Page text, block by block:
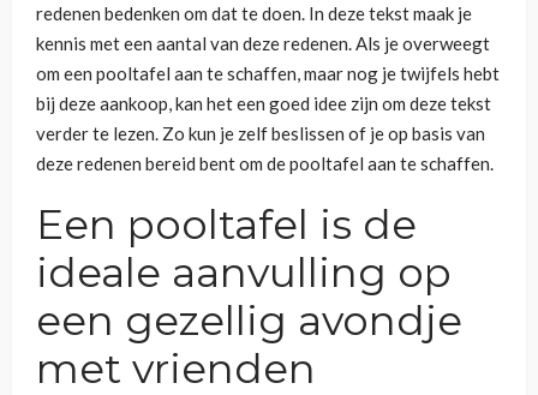
redenen bedenken om dat te doen. In deze tekst maak je
kennis met een aantal van deze redenen. Als je overweegt
om een pooltafel aan te schaffen, maar nog je twijfels hebt
bij deze aankoop, kan het een goed idee zijn om deze tekst
verder te lezen. Zo kun je zelf beslissen of je op basis van
deze redenen bereid bent om de pooltafel aan te schaffen.
Een pooltafel is de
ideale aanvulling op
een gezellig avondje
met vrienden